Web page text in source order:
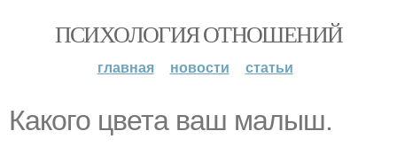
ПСИХОЛОГИЯ ОТНОШЕНИЙ
главная новости статьи
Какого цвета ваш малыш.